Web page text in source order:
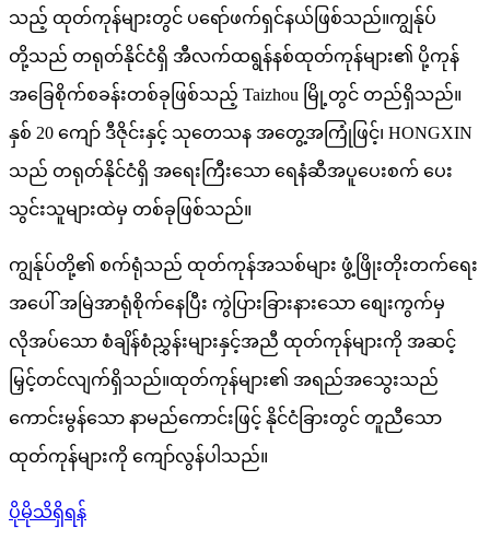
သည့် ထုတ်ကုန်များတွင် ပရော်ဖက်ရှင်နယ်ဖြစ်သည်။ကျွန်ုပ်
တို့သည် တရုတ်နိုင်ငံရှိ အီလက်ထရွန်နစ်ထုတ်ကုန်များ၏ ပို့ကုန်
အခြေစိုက်စခန်းတစ်ခုဖြစ်သည့် Taizhou မြို့တွင် တည်ရှိသည်။
နှစ် 20 ကျော် ဒီဇိုင်းနှင့် သုတေသန အတွေ့အကြုံဖြင့်၊ HONGXIN
သည် တရုတ်နိုင်ငံရှိ အရေးကြီးသော ရေနံဆီအပူပေးစက် ပေး
သွင်းသူများထဲမှ တစ်ခုဖြစ်သည်။
ကျွန်ုပ်တို့၏ စက်ရုံသည် ထုတ်ကုန်အသစ်များ ဖွံ့ဖြိုးတိုးတက်ရေး
အပေါ် အမြဲအာရုံစိုက်နေပြီး ကွဲပြားခြားနားသော စျေးကွက်မှ
လိုအပ်သော စံချိန်စံညွှန်းများနှင့်အညီ ထုတ်ကုန်များကို အဆင့်
မြှင့်တင်လျက်ရှိသည်။ထုတ်ကုန်များ၏ အရည်အသွေးသည်
ကောင်းမွန်သော နာမည်ကောင်းဖြင့် နိုင်ငံခြားတွင် တူညီသော
ထုတ်ကုန်များကို ကျော်လွန်ပါသည်။
ပိုမိုသိရှိရန်